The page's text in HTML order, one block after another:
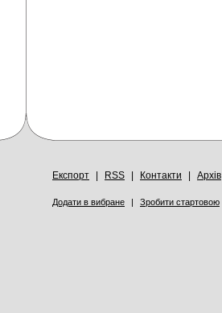
Експорт RSS Контакти Архів
Додати в вибране | Зробити стартовою